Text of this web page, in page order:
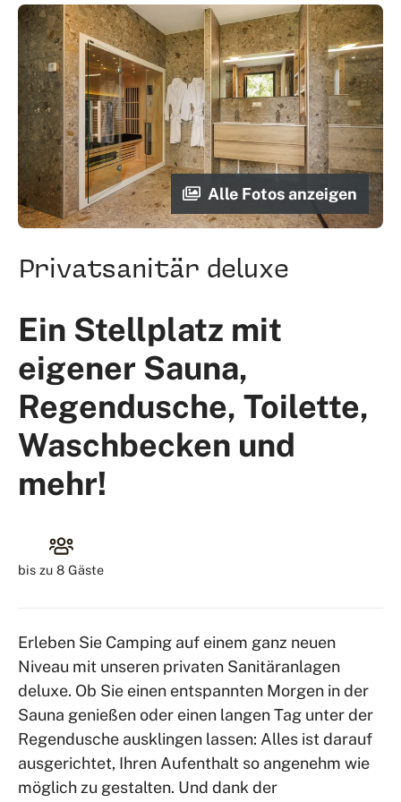
Alle Fotos anzeigen
Privatsanitär deluxe
Ein Stellplatz mit
eigener Sauna,
Regendusche, Toilette,
Waschbecken und
mehr!
bis zu 8 Gäste
Erleben Sie Camping auf einem ganz neuen
Niveau mit unseren privaten Sanitäranlagen
deluxe. Ob Sie einen entspannten Morgen in der
Sauna genießen oder einen langen Tag unter der
Regendusche ausklingen lassen: Alles ist darauf
ausgerichtet, Ihren Aufenthalt so angenehm wie
möglich zu gestalten. Und dank der